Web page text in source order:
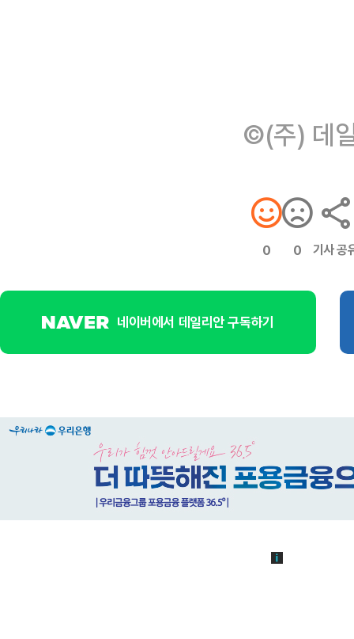
©(주) 데
0 0 기사 공
네이버에서 데일리안 구독하기